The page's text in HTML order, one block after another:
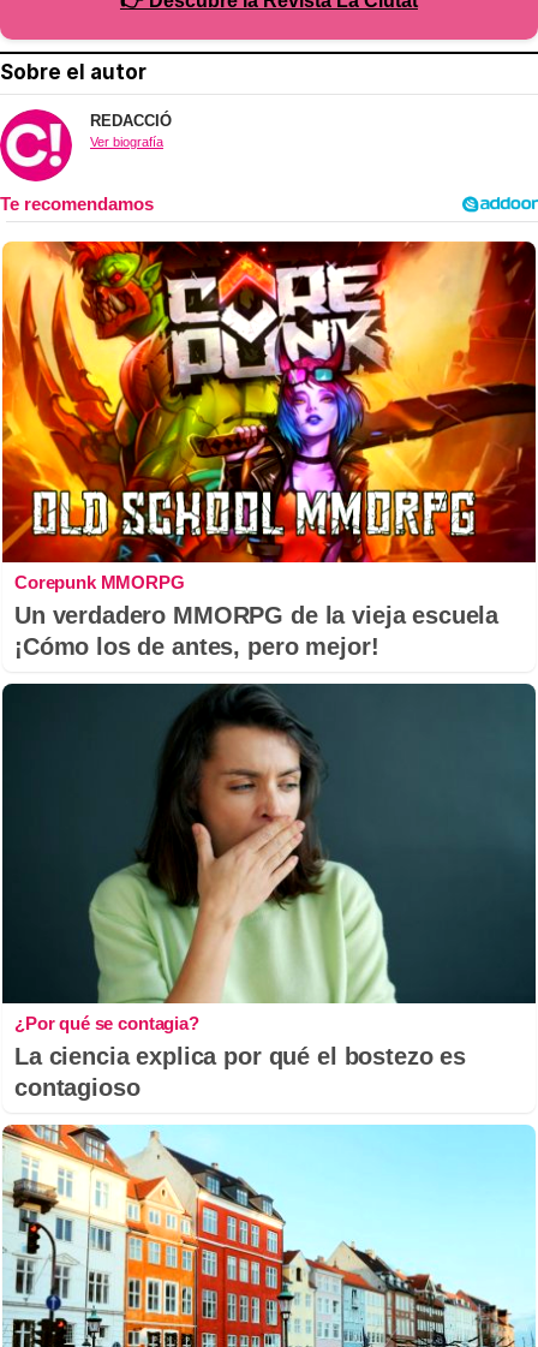
Sobre el autor
REDACCIÓ
Ver biografía
Corepunk MMORPG
Un verdadero MMORPG de la vieja escuela
¡Cómo los de antes, pero mejor!
¿Por qué se contagia?
La ciencia explica por qué el bostezo es
contagioso